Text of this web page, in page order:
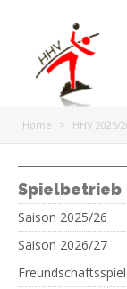
Home > HHV 2025/
Spielbetrieb
Saison 2025/26
Saison 2026/27